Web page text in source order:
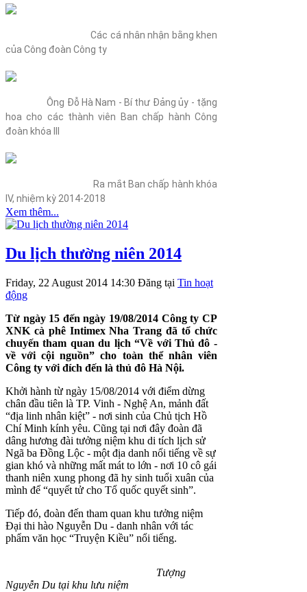
Các cá nhân nhận bằng khen
của Công đoàn Công ty
Ông Đỗ Hà Nam - Bí thư Đảng ủy - tặng
hoa cho các thành viên Ban chấp hành Công
đoàn khóa III
Ra mắt Ban chấp hành khóa
IV, nhiệm kỳ 2014-2018
Xem thêm...
Du lịch thường niên 2014
Friday, 22 August 2014 14:30 Đăng tại Tin hoạt
động
Từ ngày 15 đến ngày 19/08/2014 Công ty CP
XNK cà phê Intimex Nha Trang đã tổ chức
chuyến tham quan du lịch “Về với Thủ đô -
về với cội nguồn” cho toàn thể nhân viên
Công ty với đích đến là thủ đô Hà Nội.
Khởi hành từ ngày 15/08/2014 với điểm dừng
chân đầu tiên là TP. Vinh - Nghệ An, mảnh đất
“địa linh nhân kiệt” - nơi sinh của Chủ tịch Hồ
Chí Minh kính yêu. Cũng tại nơi đây đoàn đã
dâng hương đài tưởng niệm khu di tích lịch sử
Ngã ba Đồng Lộc - một địa danh nổi tiếng về sự
gian khó và những mất mát to lớn - nơi 10 cô gái
thanh niên xung phong đã hy sinh tuổi xuân của
mình để “quyết tử cho Tổ quốc quyết sinh”.
Tiếp đó, đoàn đến tham quan khu tưởng niệm
Đại thi hào Nguyễn Du - danh nhân với tác
phẩm văn học “Truyện Kiều” nổi tiếng.
Tượng
Nguyễn Du tại khu lưu niệm